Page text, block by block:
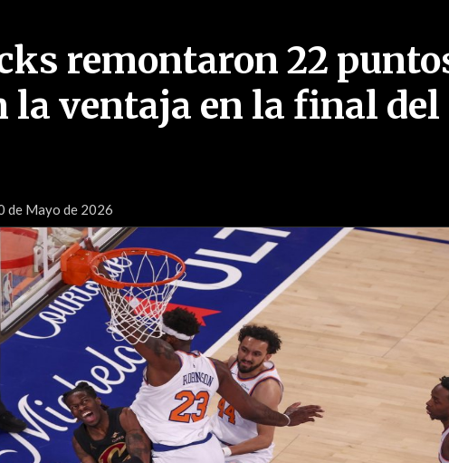
remontaron 22
la ventaja en la final del
de Mayo de 2026